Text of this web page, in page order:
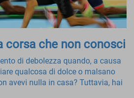
corsa che non conosci
di debolezza quando, a causa
qualcosa di dolce o malsano
avevi nulla in casa? Tuttavia, hai